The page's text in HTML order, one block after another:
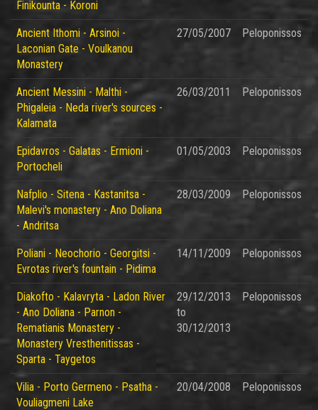
Finikounta - Koroni
Ancient Ithomi - Arsinoi -
Laconian Gate - Voulkanou
Monastery
27/05/2007 Peloponissos
Ancient Messini - Malthi -
Phigaleia - Neda river's sources -
Kalamata
26/03/2011 Peloponissos
Epidavros - Galatas - Ermioni -
Portocheli
01/05/2003 Peloponissos
Nafplio - Sitena - Kastanitsa -
Malevi's monastery - Ano Doliana
- Andritsa
28/03/2009 Peloponissos
Poliani - Neochorio - Georgitsi -
Evrotas river's fountain - Pidima
14/11/2009 Peloponissos
Diakofto - Kalavryta - Ladon River
- Ano Doliana - Parnon -
Rematianis Monastery -
Monastery Vresthenitissas -
Sparta - Taygetos
29/12/2013
to
30/12/2013
Peloponissos
Vilia - Porto Germeno - Psatha -
Vouliagmeni Lake
20/04/2008 Peloponissos